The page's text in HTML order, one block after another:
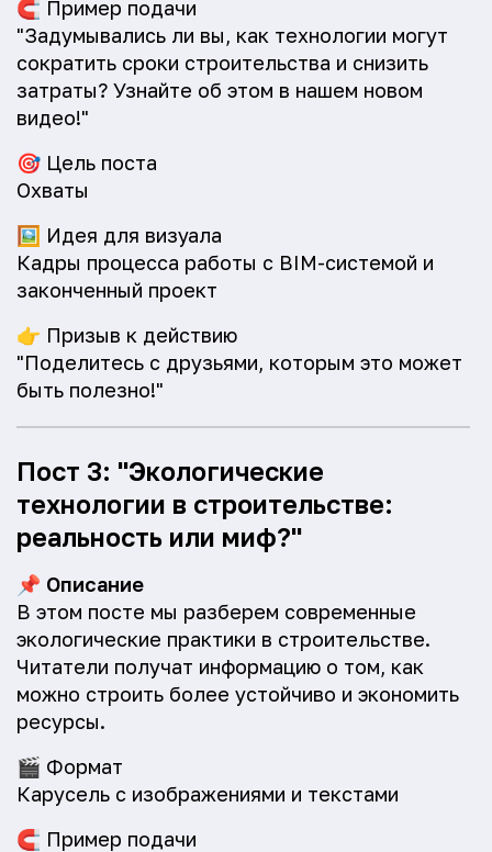
🧲 Пример подачи
"Задумывались ли вы, как технологии могут
сократить сроки строительства и снизить
затраты? Узнайте об этом в нашем новом
видео!"
🎯 Цель поста
Охваты
🖼️ Идея для визуала
Кадры процесса работы с BIM-системой и
законченный проект
👉 Призыв к действию
"Поделитесь с друзьями, которым это может
быть полезно!"
Пост 3: "Экологические
технологии в строительстве:
реальность или миф?"
📌 Описание
В этом посте мы разберем современные
экологические практики в строительстве.
Читатели получат информацию о том, как
можно строить более устойчиво и экономить
ресурсы.
🎬 Формат
Карусель с изображениями и текстами
🧲 Пример подачи